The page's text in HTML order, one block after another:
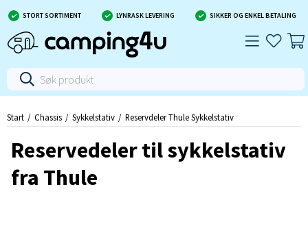
STORT SORTIMENT LYNRASK LEVERING SIKKER OG ENKEL BETALING
Start Chassis Sykkelstativ Reservdeler Thule Sykkelstativ
Reservedeler til sykkelstativ
fra Thule